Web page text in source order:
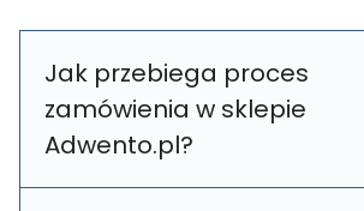
Jak przebiega proces
zamówienia w sklepie
Adwento.pl?